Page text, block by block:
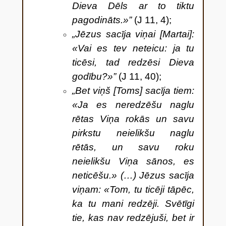
Dieva Dēls ar to tiktu
pagodināts.»”(J 11, 4);
„Jēzus sacīja viņai [Martai]:
«Vai es tev neteicu: ja tu
ticēsi, tad redzēsi Dieva
godību?»”(J 11, 40);
„Bet viņš [Toms] sacīja tiem:
«Ja es neredzēšu naglu
rētas Viņa rokās un savu
pirkstu neielikšu naglu
rētās, un savu roku
neielikšu Viņa sānos, es
neticēšu.» (…) Jēzus sacīja
viņam: «Tom, tu ticēji tāpēc,
ka tu mani redzēji. Svētīgi
tie, kas nav redzējuši, bet ir